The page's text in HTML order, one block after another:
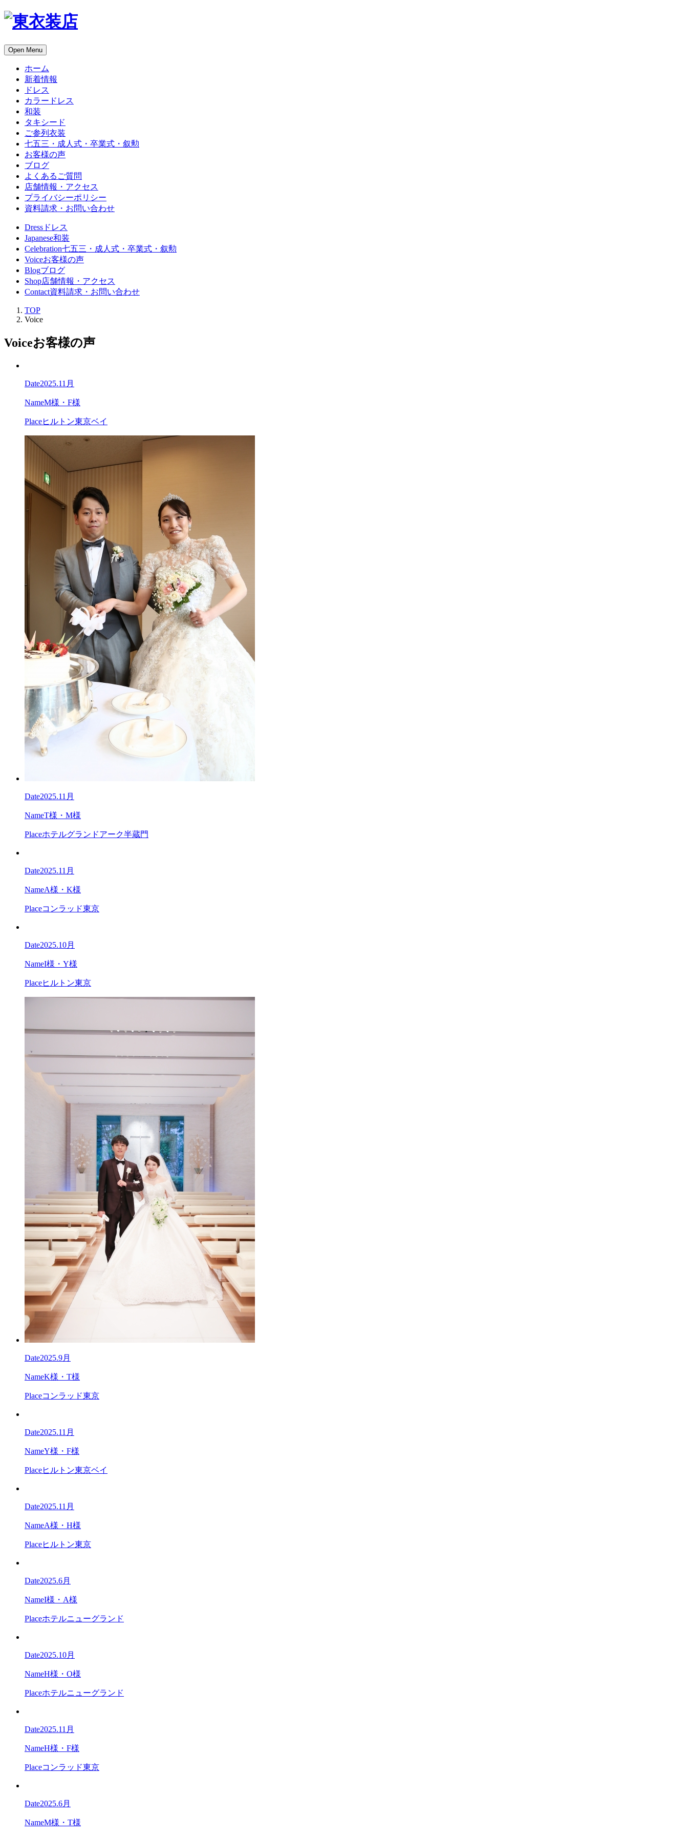
Open Menu
ホーム
新着情報
ドレス
カラードレス
和装
タキシード
ご参列衣装
七五三・成人式・卒業式・叙勲
お客様の声
ブログ
よくあるご質問
店舗情報・アクセス
プライバシーポリシー
資料請求・お問い合わせ
Dress ドレス
Japanese和装
Celebration七五三・成人式・卒業式・叙勲
Voiceお客様の声
Blogブログ
Shop店舗情報・アクセス
Contact資料請求・お問い合わせ
TOP
Voice
Voiceお客様の声
Date2025.11月
NameM様・F様
Placeヒルトン東京ベイ
Date2025.11月
NameT様・M様
Placeホテルグランドアーク半蔵門
Date2025.11月
NameA様・K様
Placeコンラッド東京
Date2025.10月
NameI様・Y様
Placeヒルトン東京
Date2025.9月
NameK様・T様
Placeコンラッド東京
Date2025.11月
NameY様・F様
Placeヒルトン東京ベイ
Date2025.11月
NameA様・H様
Placeヒルトン東京
Date2025.6月
NameI様・A様
Placeホテルニューグランド
Date2025.10月
NameH様・O様
Placeホテルニューグランド
Date2025.11月
NameH様・F様
Placeコンラッド東京
Date2025.6月
NameM様・T様